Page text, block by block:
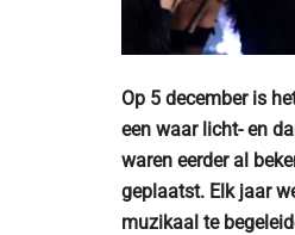
Op 5 december is
een waar licht- en
waren eerder al
geplaatst. Elk jaar
muzikaal te